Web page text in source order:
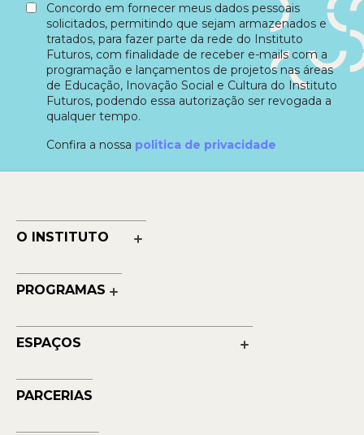
Concordo em fornecer meus dados pessoais
solicitados, permitindo que sejam armazenados e
tratados, para fazer parte da rede do Instituto
Futuros, com finalidade de receber e-mails com a
programação e lançamentos de projetos nas áreas
de Educação, Inovação Social e Cultura do Instituto
Futuros, podendo essa autorização ser revogada a
qualquer tempo.
Confira a nossa politica de privacidade
O INSTITUTO
Nossos Números
Quem Faz
Contato
PROGRAMAS
Educação
ESPAÇOS
Musehum
NAVE
PARCERIAS